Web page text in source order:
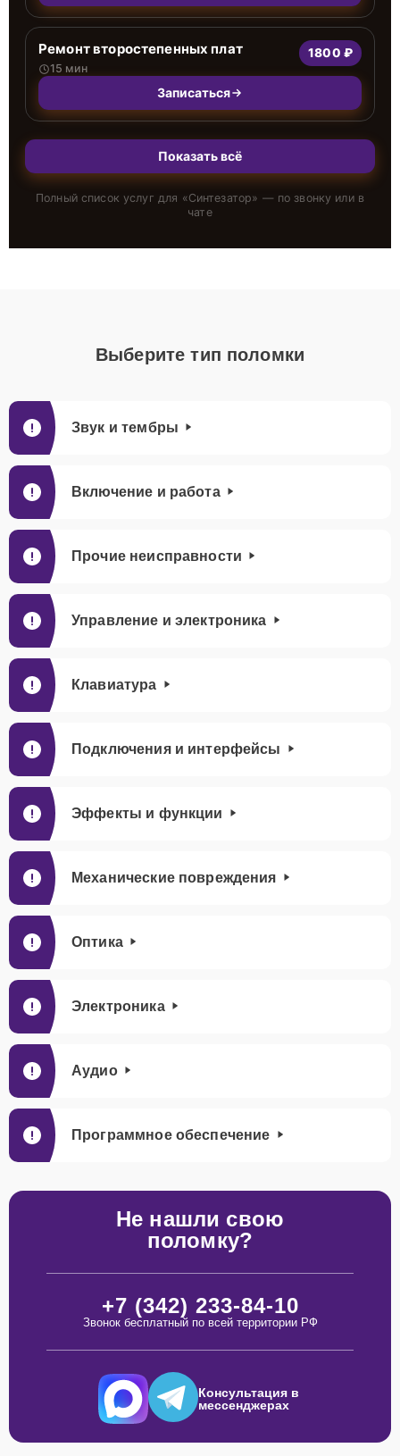
Ремонт второстепенных плат
15 мин
1800 ₽
Записаться
Показать всё
Полный список услуг для «Синтезатор» — по звонку или в
чате
Выберите тип поломки
Звук и тембры
Включение и работа
Прочие неисправности
Управление и электроника
Клавиатура
Подключения и интерфейсы
Эффекты и функции
Механические повреждения
Оптика
Электроника
Аудио
Программное обеспечение
Не нашли свою
поломку?
+7 (342) 233-84-10
Звонок бесплатный по всей территории РФ
Консультация в
мессенджерах